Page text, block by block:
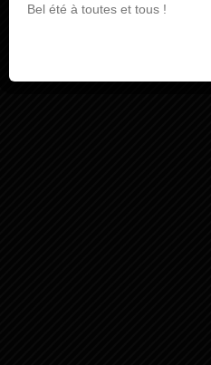
Bel été à toutes et tous !